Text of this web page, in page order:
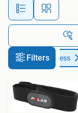
Filters
Sport en Fitness